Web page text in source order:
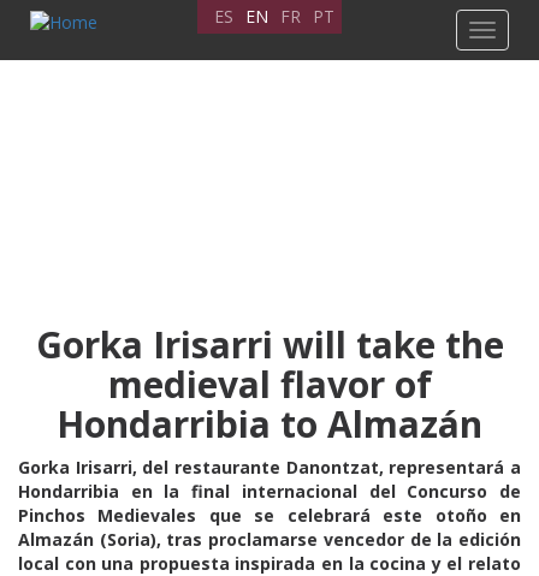
Skip
main
Toggle
ES EN FR PT
Gorka Irisarri will take the
medieval flavor of
Hondarribia to Almazán
Gorka Irisarri, del restaurante Danontzat, representará a
Hondarribia en la final internacional del Concurso de
Pinchos Medievales que se celebrará este otoño en
Almazán (Soria), tras proclamarse vencedor de la edición
local con una propuesta inspirada en la cocina y el relato